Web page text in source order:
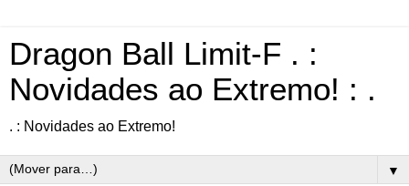
Dragon Ball Limit-F . :
Novidades ao Extremo! : .
. : Novidades ao Extremo!
▼